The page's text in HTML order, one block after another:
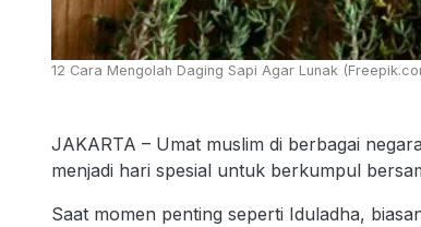
12 Cara Mengolah Daging Sapi Agar Lunak
JAKARTA – Umat muslim di berbagai
menjadi hari spesial untuk berkumpul
Saat momen penting seperti Iduladha,